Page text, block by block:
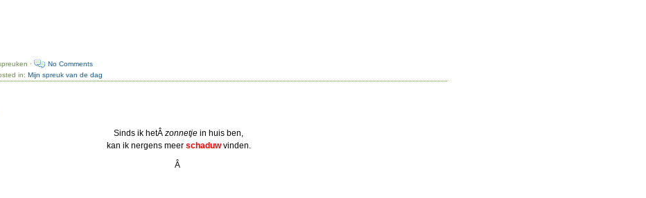
·
No Comments
in:Mijn spreuk van de dag
Sinds ik hetÂzonnetje in huis ben,
kan ik nergens meer schaduw vinden.
Â